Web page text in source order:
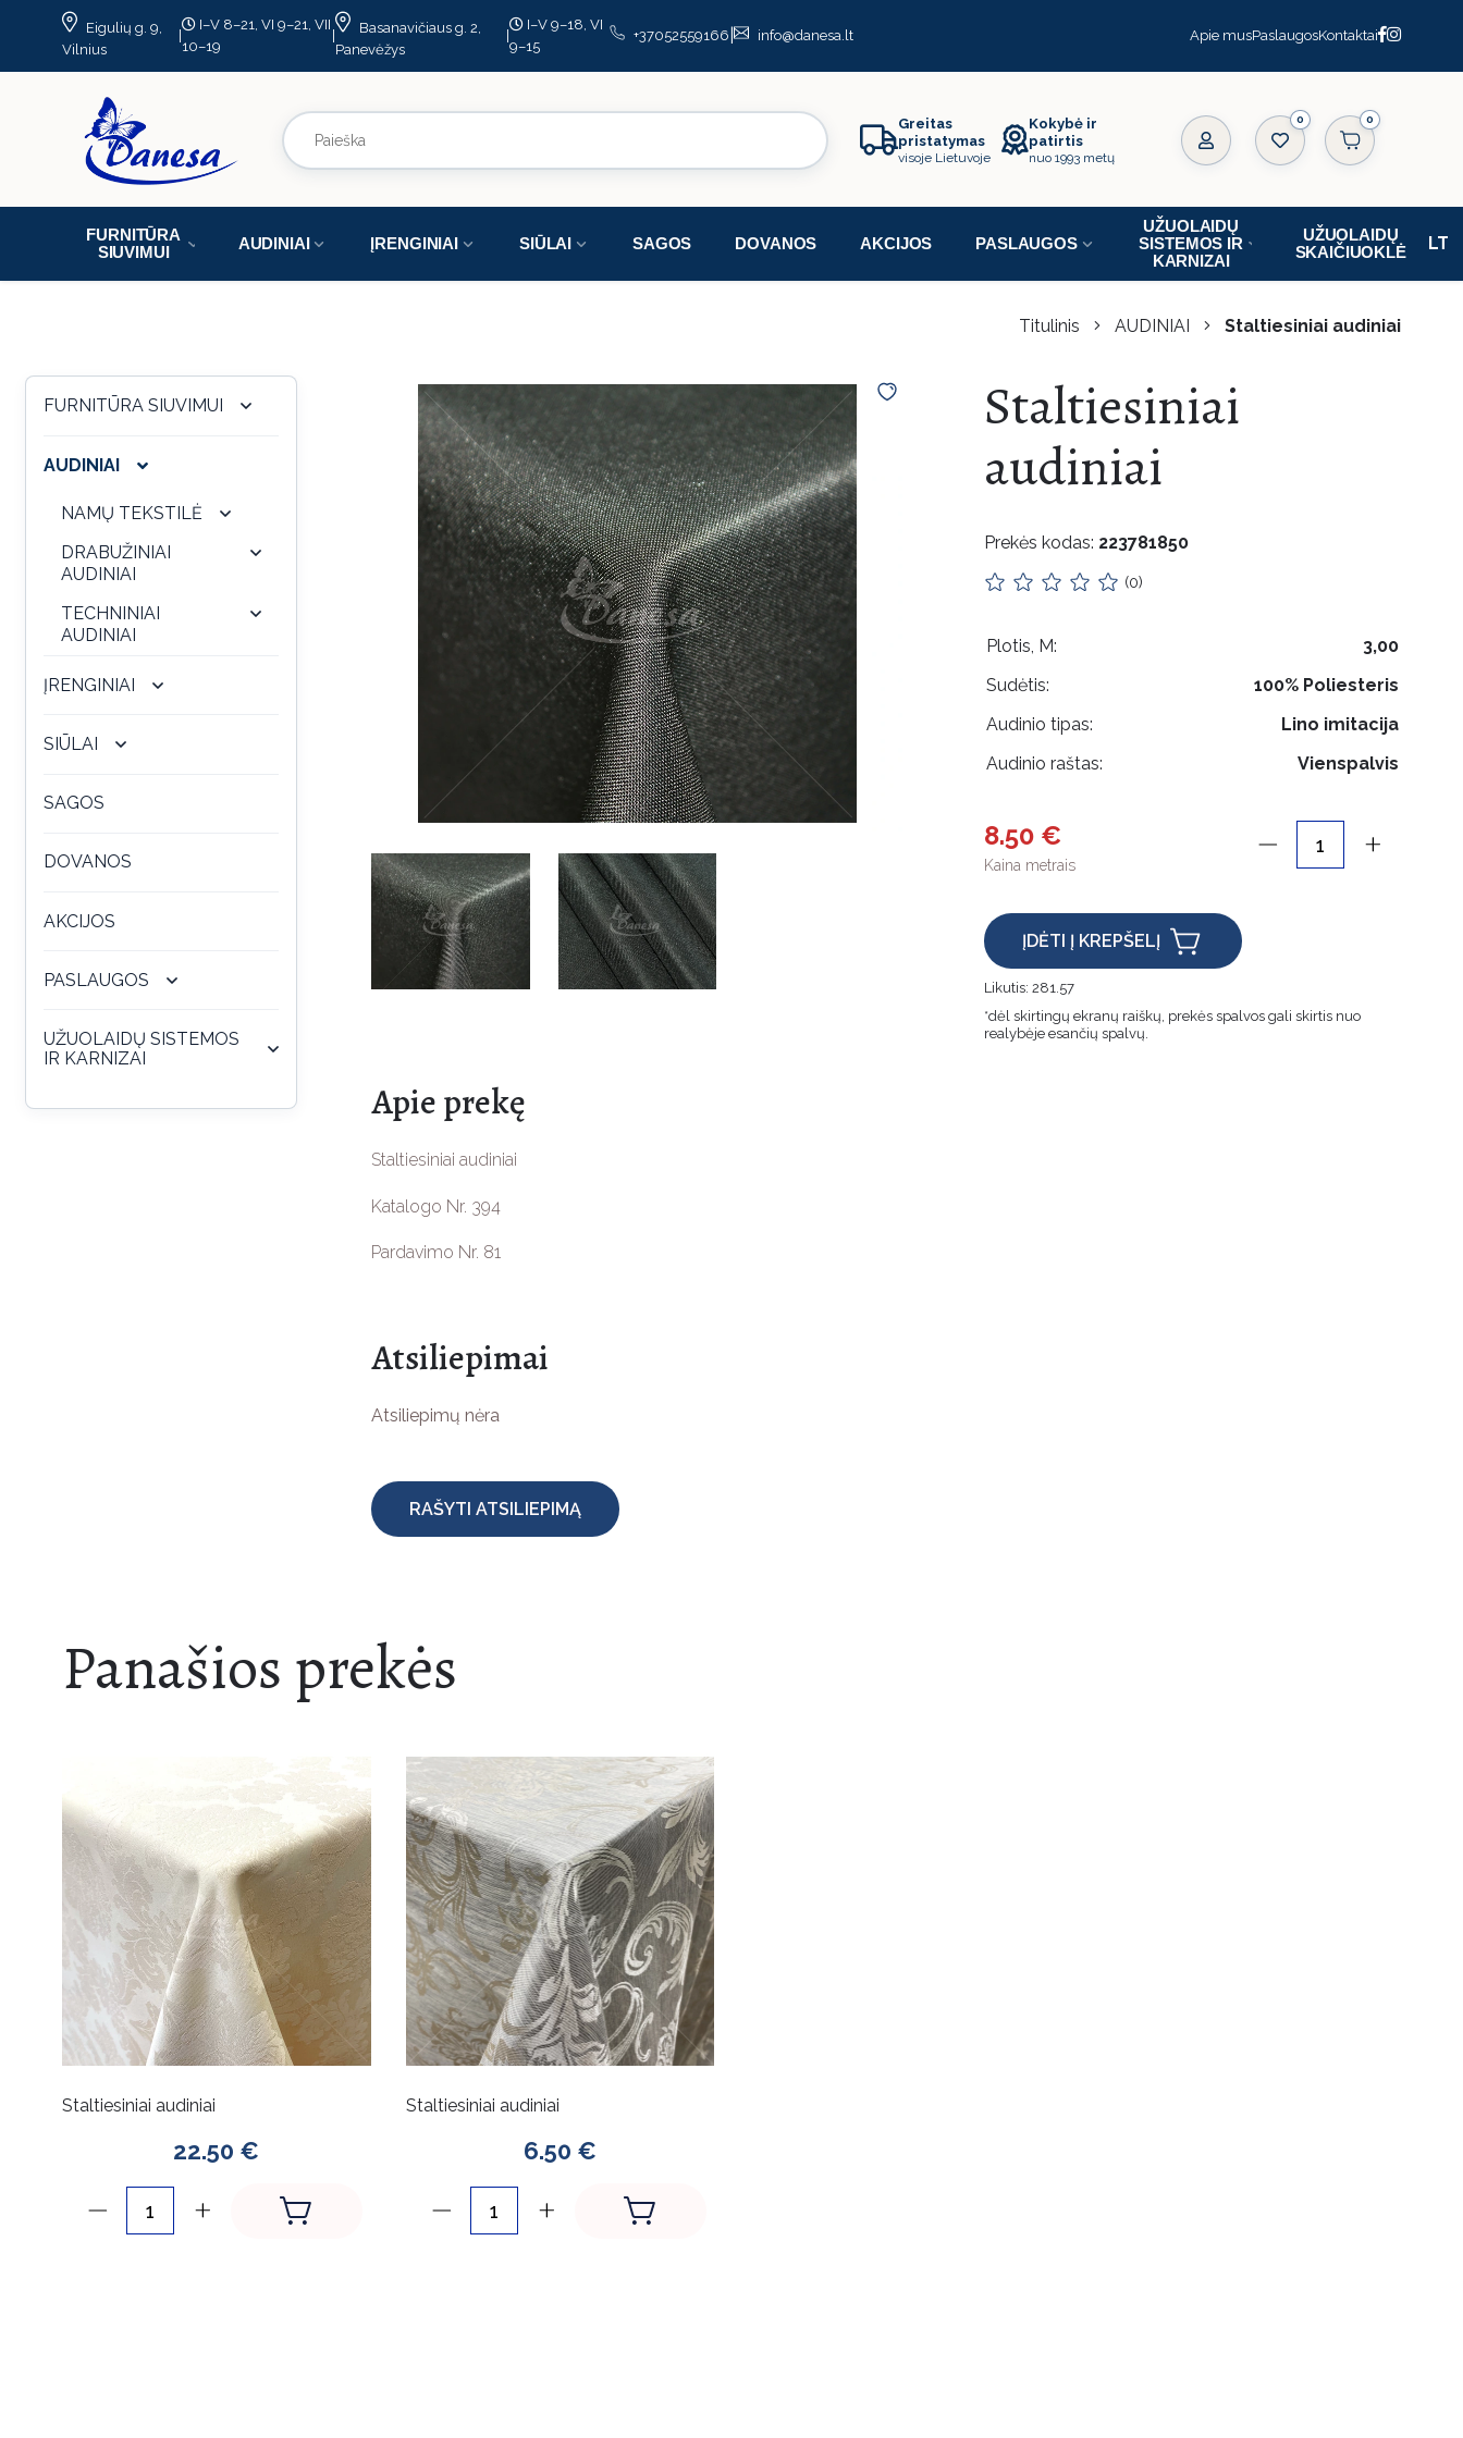
Eigulių g. 9,
Vilnius
I–V 8–21, VI 9–21, VII
10–19
Basanavičiaus g. 2,
Panevėžys
I–V 9–18, VI
9–15
+37052559166 info@danesa.lt Apie musPaslaugosKontaktai
Greitas
pristatymas
visoje Lietuvoje
Kokybė ir
patirtis
nuo 1993 metų
0
FURNITŪRA
SIUVIMUI
AUDINIAI ĮRENGINIAI SIŪLAI SAGOS DOVANOS AKCIJOS PASLAUGOS
UŽUOLAIDŲ
SISTEMOS IR
KARNIZAI
UŽUOLAIDŲ
SKAIČIUOKLĖ
Titulinis AUDINIAI Staltiesiniai audiniai
FURNITŪRA SIUVIMUI
AUDINIAI
NAMŲ TEKSTILĖ
DRABUŽINIAI
AUDINIAI
TECHNINIAI
AUDINIAI
ĮRENGINIAI
SIŪLAI
SAGOS
DOVANOS
AKCIJOS
PASLAUGOS
UŽUOLAIDŲ SISTEMOS
IR KARNIZAI
Staltiesiniai
audiniai
Prekės kodas: 223781850
(0)
Plotis, M:
3,00
Sudėtis:
100% Poliesteris
Audinio tipas:
Lino imitacija
Audinio raštas:
Vienspalvis
8.50 €
Kaina metrais
ĮDĖTI Į KREPŠELĮ
Likutis: 281.57
*dėl skirtingų ekranų raiškų, prekės spalvos gali skirtis nuo
realybėje esančių spalvų.
Apie prekę
Staltiesiniai audiniai
Katalogo Nr. 394
Pardavimo Nr. 81
Atsiliepimai
Atsiliepimų nėra
RAŠYTI ATSILIEPIMĄ
Panašios prekės
Staltiesiniai audiniai
22.50 €
Staltiesiniai audiniai
6.50 €